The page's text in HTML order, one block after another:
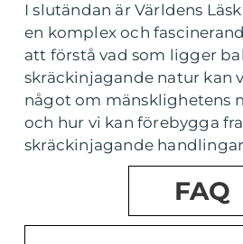
I slutändan är Världens
en komplex och
att förstå vad som ligger
skräckinjagande natur kan
något om mänsklighetens
och hur vi kan förebygga
skräckinjagande
FAQ